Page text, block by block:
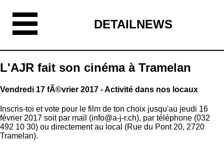
DETAILNEWS
L'AJR fait son cinéma à Tramelan
Vendredi 17 fÃ©vrier 2017 - Activité dans nos locaux
Inscris-toi et vote pour le film de ton choix jusqu'au jeudi 16
février 2017 soit par mail (info@a-j-r.ch), par téléphone (032
492 10 30) ou directement au local (Rue du Pont 20, 2720
Tramelan).